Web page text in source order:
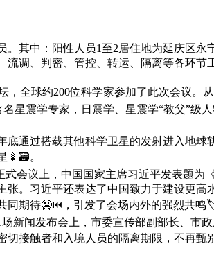
其中：阳性人员1至2居住地为延庆区永
调、判密、管控、转运、隔离等各环节
全球约200位科学家参加了此次会议。
星震学专家，日震学、星震学“教父”级
通过搭载其他科学卫星的发射进入地球
🍢🗃。
议上，中国国家主席习近平发表题为
。习近平还表达了中国致力于建设更
同期待🥶⏮，引发了会场内外的强烈共鸣
闻发布会上，市委宣传部副部长、市
接触者和入境人员的隔离期限，不再